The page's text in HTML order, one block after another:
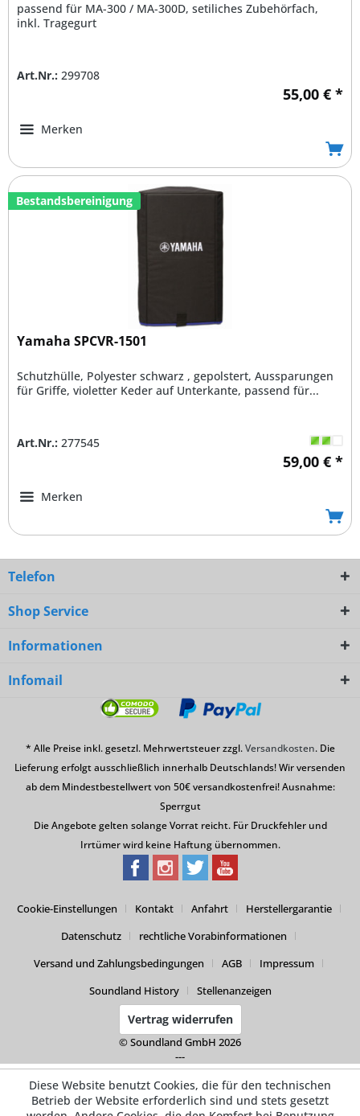
passend für MA-300 / MA-300D, setiliches Zubehörfach,
inkl. Tragegurt
Art.Nr.: 299708
55,00 € *
Merken
Bestandsbereinigung
Yamaha SPCVR-1501
Schutzhülle, Polyester schwarz , gepolstert, Aussparungen
für Griffe, violetter Keder auf Unterkante, passend für...
Art.Nr.: 277545
59,00 € *
Merken
Telefon
Shop Service
Informationen
Infomail
* Alle Preise inkl. gesetzl. Mehrwertsteuer zzgl.Versandkosten. Die
Lieferung erfolgt ausschließlich innerhalb Deutschlands! Wir versenden
ab dem Mindestbestellwert von 50€ versandkostenfrei! Ausnahme:
Sperrgut
Die Angebote gelten solange Vorrat reicht. Für Druckfehler und
Irrtümer wird keine Haftung übernommen.
Cookie-Einstellungen Kontakt Anfahrt
Herstellergarantie
Datenschutz
rechtliche Vorabinformationen
Versand und Zahlungsbedingungen
AGB
Impressum
Soundland History
Stellenanzeigen
Vertrag widerrufen
© Soundland GmbH 2026
---
Diese Website benutzt Cookies, die für den technischen
Betrieb der Website erforderlich sind und stets gesetzt